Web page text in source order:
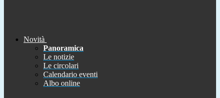
Novità
Panoramica
Le notizie
Le circolari
Calendario eventi
Albo online